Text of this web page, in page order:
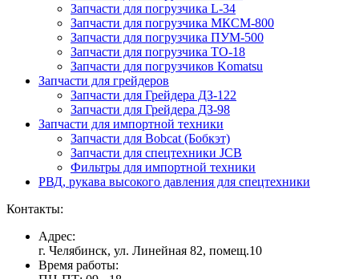
Запчасти для погрузчика L-34
Запчасти для погрузчика МКСМ-800
Запчасти для погрузчика ПУМ-500
Запчасти для погрузчика ТО-18
Запчасти для погрузчиков Komatsu
Запчасти для грейдеров
Запчасти для Грейдера ДЗ-122
Запчасти для Грейдера ДЗ-98
Запчасти для импортной техники
Запчасти для Bobcat (Бобкэт)
Запчасти для спецтехники JCB
Фильтры для импортной техники
РВД, рукава высокого давления для спецтехники
Контакты:
Адрес:
г. Челябинск, ул. Линейная 82, помещ.10
Время работы: